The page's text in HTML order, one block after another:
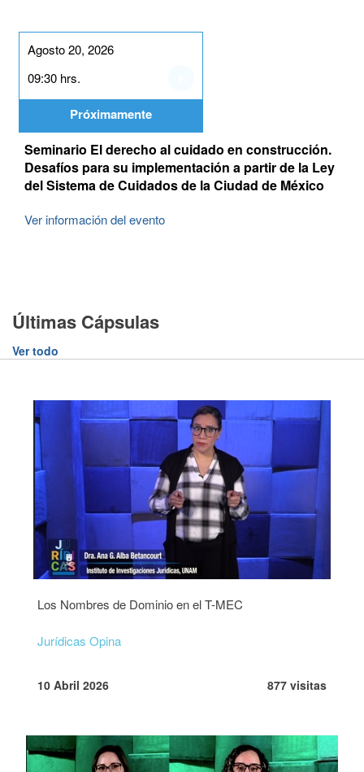
Agosto 20, 2026
09:30 hrs.
Próximamente
Seminario El derecho al cuidado en construcción.
Desafíos para su implementación a partir de la Ley
del Sistema de Cuidados de la Ciudad de México
Ver información del evento
Últimas Cápsulas
Ver todo
Los Nombres de Dominio en el T-MEC
Jurídicas Opina
10 Abril 2026 877 visitas